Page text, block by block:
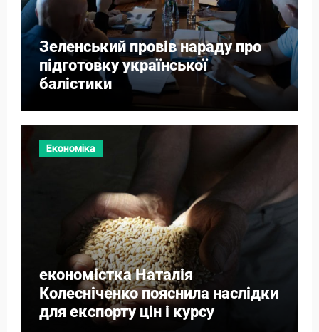
Зеленський провів нараду про
підготовку української
балістики
Економіка
економістка Наталія
Колесніченко пояснила наслідки
для експорту цін і курсу